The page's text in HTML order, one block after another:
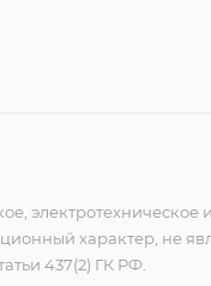
электротехническое
характер, не
437(2) ГК РФ.